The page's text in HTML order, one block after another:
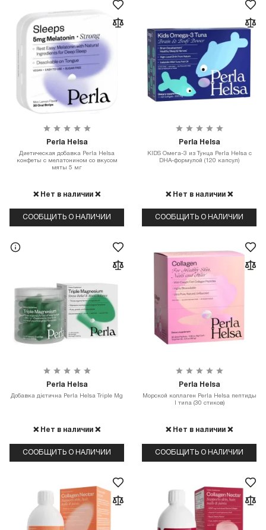
Perla Helsa
Диетическая добавка Perla Helsa
конфеты с мелатонином со вкусом
мяты 5 мг
❌ Нет в наличии ❌
СООБЩИТЬ О НАЛИЧИИ
Perla Helsa
KIDS Омега-3 из Тунца Perla Helsa с
DHA-формулой (120 капсул)
❌ Нет в наличии ❌
СООБЩИТЬ О НАЛИЧИИ
Perla Helsa
Добавка дієтична Perla Helsa Triple Mg
❌ Нет в наличии ❌
СООБЩИТЬ О НАЛИЧИИ
Perla Helsa
Морской коллаген Perla Helsa пептиды
I типа (30 стиков)
❌ Нет в наличии ❌
СООБЩИТЬ О НАЛИЧИИ